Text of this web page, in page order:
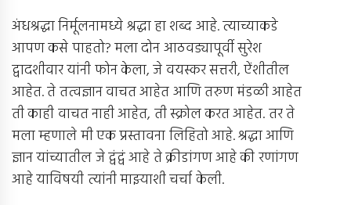
अंधश्रद्धा निर्मूलनामध्ये श्रद्धा हा शब्द आहे. त्याच्याकडे
आपण कसे पाहतो? मला दोन आठवड्यापूर्वी सुरेश
द्वादशीवार यांनी फोन केला, जे वयस्कर सत्तरी, ऐंशीतील
आहेत. ते तत्वज्ञान वाचत आहेत आणि तरुण मंडळी आहेत
ती काही वाचत नाही आहेत, ती स्क्रोल करत आहेत. तर ते
मला म्हणाले मी एक प्रस्तावना लिहितो आहे. श्रद्धा आणि
ज्ञान यांच्यातील जे द्वंद्वं आहे ते क्रीडांगण आहे की रणांगण
आहे याविषयी त्यांनी माझ्याशी चर्चा केली.